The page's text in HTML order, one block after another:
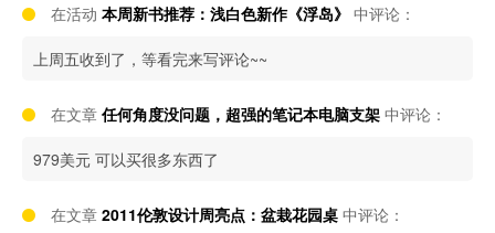
在活动 本周新书推荐：浅白色新作《浮岛》 中评论：
上周五收到了，等看完来写评论~~
在文章 任何角度没问题，超强的笔记本电脑支架 中评论：
979美元 可以买很多东西了
在文章 2011伦敦设计周亮点：盆栽花园桌 中评论：